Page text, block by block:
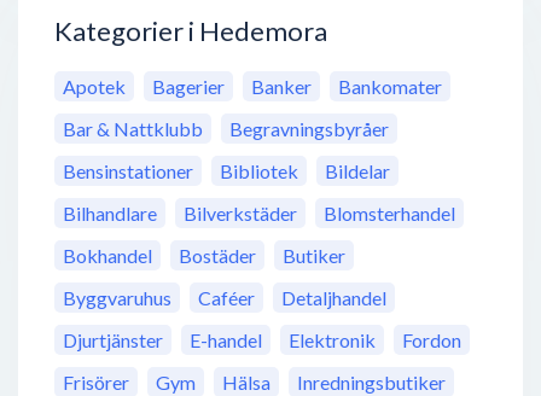
Kategorier i Hedemora
Apotek Bagerier Banker
Bankomater
Bar & Nattklubb
Begravningsbyråer
Bensinstationer
Bibliotek
Bildelar
Bilhandlare
Bilverkstäder
Blomsterhandel
Bokhandel
Bostäder
Butiker
Byggvaruhus
Caféer
Detaljhandel
Djurtjänster
E-handel Elektronik
Fordon
Frisörer
Gym Hälsa
Inredningsbutiker